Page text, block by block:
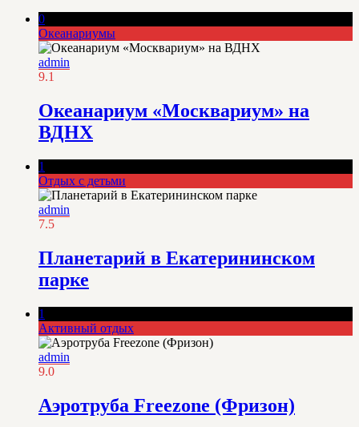
0
Океанариумы
admin
9.1
Океанариум «Москвариум» на
ВДНХ
1
Отдых с детьми
admin
7.5
Планетарий в Екатерининском
парке
1
Активный отдых
admin
9.0
Аэротруба Freezone (Фризон)